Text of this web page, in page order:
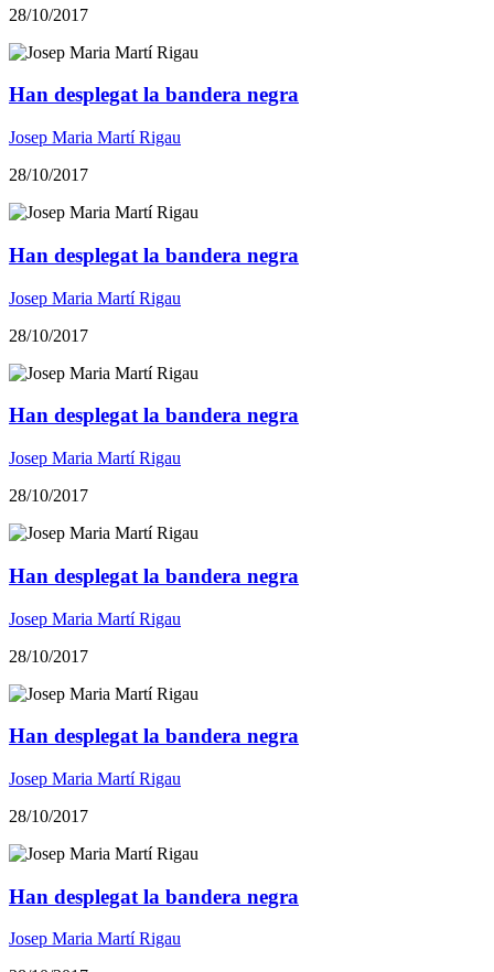
28/10/2017
Han desplegat la bandera negra
Josep Maria Martí Rigau
28/10/2017
Han desplegat la bandera negra
Josep Maria Martí Rigau
28/10/2017
Han desplegat la bandera negra
Josep Maria Martí Rigau
28/10/2017
Han desplegat la bandera negra
Josep Maria Martí Rigau
28/10/2017
Han desplegat la bandera negra
Josep Maria Martí Rigau
28/10/2017
Han desplegat la bandera negra
Josep Maria Martí Rigau